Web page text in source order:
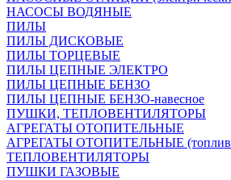
НАСОСЫ ВОДЯНЫЕ
ПИЛЫ
ПИЛЫ ДИСКОВЫЕ
ПИЛЫ ТОРЦЕВЫЕ
ПИЛЫ ЦЕПНЫЕ ЭЛЕКТРО
ПИЛЫ ЦЕПНЫЕ БЕНЗО
ПИЛЫ ЦЕПНЫЕ БЕНЗО-навесное
ПУШКИ, ТЕПЛОВЕНТИЛЯТОРЫ
АГРЕГАТЫ ОТОПИТЕЛЬНЫЕ
АГРЕГАТЫ ОТОПИТЕЛЬНЫЕ
ТЕПЛОВЕНТИЛЯТОРЫ
ПУШКИ ГАЗОВЫЕ